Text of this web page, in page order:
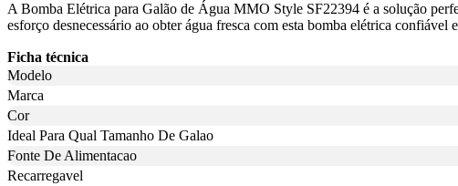
A Bomba Elétrica para Galão de Água MMO Style SF22394 é a solução
esforço desnecessário ao obter água fresca com esta bomba elétrica confiável
Ficha técnica
Modelo
Marca
Cor
Ideal Para Qual Tamanho De Galao
Fonte De Alimentacao
Recarregavel